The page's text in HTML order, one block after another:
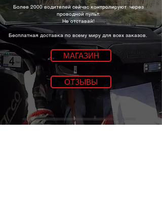
Более 2000 водителей сейчас контролируют через
проводной пульт.
Не отставай!
Бесплатная доставка по всему миру для всех заказов.
МАГАЗИН
ОТЗЫВЫ